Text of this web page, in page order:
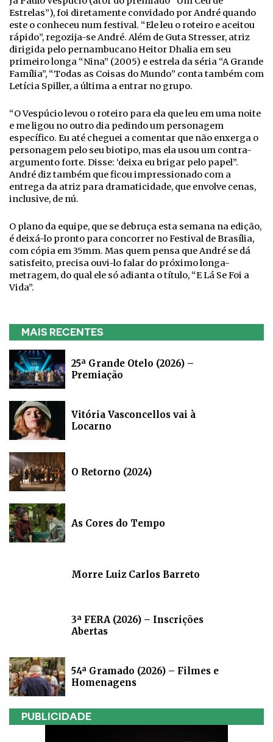
Estrelas”), foi diretamente convidado por André quando
este o conheceu num festival. “Ele leu o roteiro e aceitou
rápido”, regozija-se André. Além de Guta Stresser, atriz
dirigida pelo pernambucano Heitor Dhalia em seu
primeiro longa “Nina” (2005) e estrela da séria “A Grande
Família”, “Todas as Coisas do Mundo” conta também com
Letícia Spiller, a última a entrar no grupo.
“O Vespúcio levou o roteiro para ela que leu em uma noite
e me ligou no outro dia pedindo um personagem
específico. Eu até cheguei a comentar que não enxerga o
personagem pelo seu biotipo, mas ela usou um contra-
argumento forte. Disse: ‘deixa eu brigar pelo papel”.
André diz também que ficou impressionado com a
entrega da atriz para dramaticidade, que envolve cenas,
inclusive, de nú.
O plano da equipe, que se debruça esta semana na edição,
é deixá-lo pronto para concorrer no Festival de Brasília,
com cópia em 35mm. Mas quem pensa que André se dá
satisfeito, precisa ouvi-lo falar do próximo longa-
metragem, do qual ele só adianta o título, “E Lá Se Foi a
Vida”.
MAIS RECENTES
25ª Grande Otelo (2026) –
Premiação
Vitória Vasconcellos vai à
Locarno
O Retorno (2024)
As Cores do Tempo
Morre Luiz Carlos Barreto
3ª FERA (2026) – Inscrições
Abertas
54ª Gramado (2026) – Filmes e
Homenagens
PUBLICIDADE